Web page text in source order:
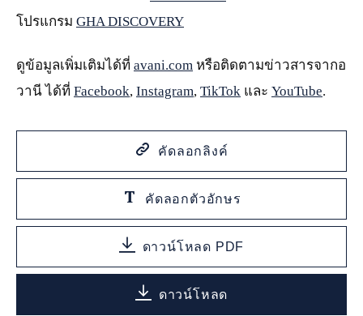
โปรแกรม GHA DISCOVERY
ดูข้อมูลเพิ่มเติมได้ที่ avani.com หรือติดตามข่าวสารจากอ
วานี ได้ที่ Facebook, Instagram, TikTok และ YouTube.
คัดลอกลิงค์
คัดลอกตัวอักษร
ดาวน์โหลด PDF
ดาวน์โหลด